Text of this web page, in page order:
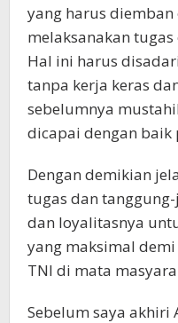
yang harus
melaksanakan
Hal ini harus
tanpa kerja keras
sebelumnya
dicapai dengan baik
Dengan demikian
tugas dan
dan loyalitasnya
yang maksimal
TNI di mata
Sebelum saya akhiri